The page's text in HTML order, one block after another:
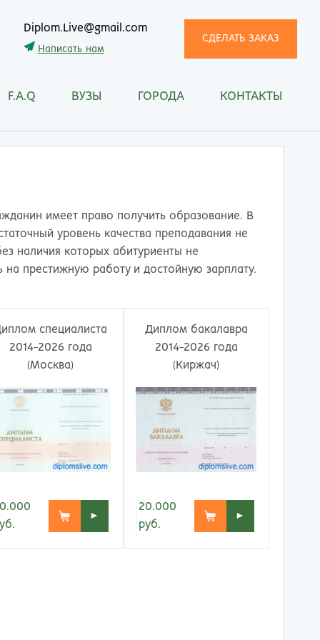
Diplom.Live@gmail.com
Написать нам
СДЕЛАТЬ ЗАКАЗ
F.A.Q ВУЗЫ ГОРОДА
Новгород
Тагил
Смоленск
Сочи
Ставрополь
Стерлитамак
Тамбов
Тольятти
Томск
Тула
Тюмень
Ульяновск
Хабаровск
Химки
Чебоксары
Челябинск
КОНТАКТЫ
имеет право получить образование. В
уровень качества преподавания не
наличия которых абитуриенты не
на престижную работу и достойную зарплату.
специалиста
2014-2026 года
(Москва)
►
Диплом бакалавра
2014-2026 года
(Киржач)
20.000
руб.
►